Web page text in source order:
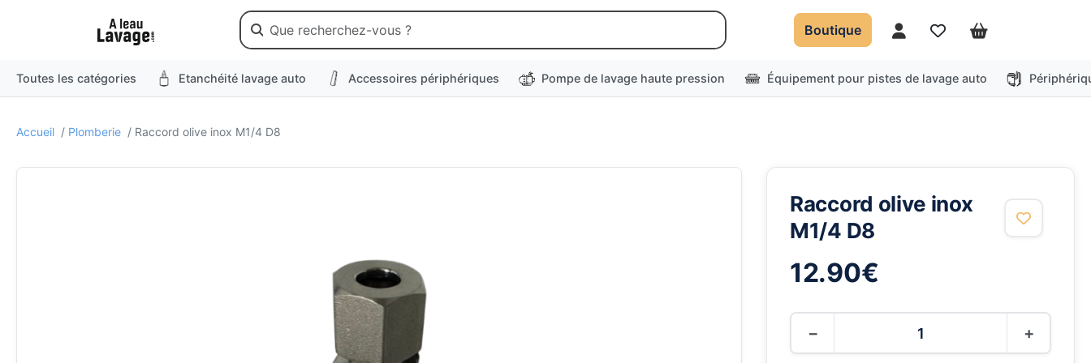
Boutique
Mon compte
FavorisPanier
Toutes les catégories Etanchéité lavage auto Accessoires périphériques Pompe de lavage haute pression Équipement pour pistes de lavage auto
Accueil / Plomberie / Raccord olive inox M1/4 D8
Raccord olive inox
M1/4 D8
12.90€
− +